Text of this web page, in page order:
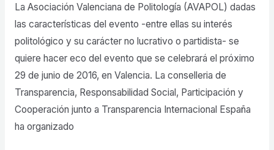
La Asociación Valenciana de Politología (AVAPOL) dadas
las características del evento -entre ellas su interés
politológico y su carácter no lucrativo o partidista- se
quiere hacer eco del evento que se celebrará el próximo
29 de junio de 2016, en Valencia. La conselleria de
Transparencia, Responsabilidad Social, Participación y
Cooperación junto a Transparencia Internacional España
ha organizado
e
integridad
en
la
contratación
pública»